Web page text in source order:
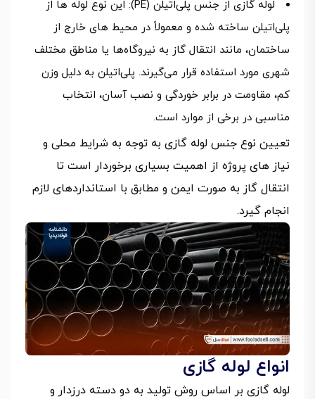
لوله گازی از جنس پلی‌اتیلن (PE): این نوع لوله‌ ها از
پلی‌اتیلن ساخته شده و معمولاً در محیط‌ های خارج از
ساختمان، مانند انتقال گاز به نیروگاه‌ها یا مناطق مختلف
شهری مورد استفاده قرار می‌گیرند. پلی‌اتیلن به دلیل وزن
کم، مقاومت در برابر خوردگی و نصب آسان، انتخاب
مناسبی در برخی از موارد است.
تعیین نوع جنس لوله گازی به توجه به شرایط محلی و
نیاز های پروژه از اهمیت بسیاری برخوردار است تا
انتقال گاز به صورت ایمن و مطابق با استانداردهای لازم
انجام گیرد.
انواع لوله گازی
لوله گازی بر اساس روش تولید به دو دسته درزدار و